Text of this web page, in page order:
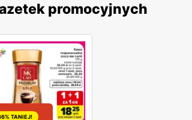
promocyjnych
TANIEJ!